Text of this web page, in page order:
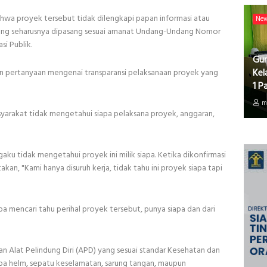
proyek tersebut tidak dilengkapi papan informasi atau
seharusnya dipasang sesuai amanat Undang-Undang Nomor
Publik.
mengenai transparansi pelaksanaan proyek yang
tidak mengetahui siapa pelaksana proyek, anggaran,
tidak mengetahui proyek ini milik siapa. Ketika dikonfirmasi
"Kami hanya disuruh kerja, tidak tahu ini proyek siapa tapi
mencari tahu perihal proyek tersebut, punya siapa dan dari
Pelindung Diri (APD) yang sesuai standar Kesehatan dan
helm, sepatu keselamatan, sarung tangan, maupun
1